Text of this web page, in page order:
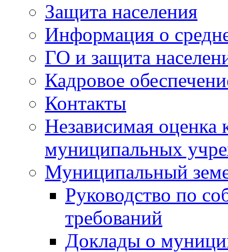
Защита населения
Информация о
ГО и защита
Кадровое
Контакты
Независимая оценка
муниципальных
Муниципальный
Руководство по
требований
Доклады о